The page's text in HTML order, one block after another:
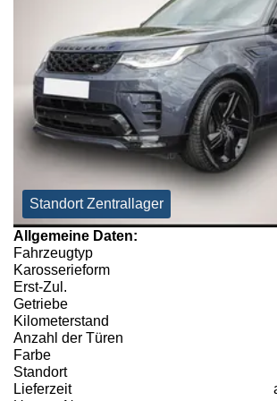
Standort Zentrallager
Allgemeine Daten:
Fahrzeugtyp
Karosserieform
Erst-Zul.
Getriebe
Kilometerstand
Anzahl der Türen
Farbe
Standort
Lieferzeit